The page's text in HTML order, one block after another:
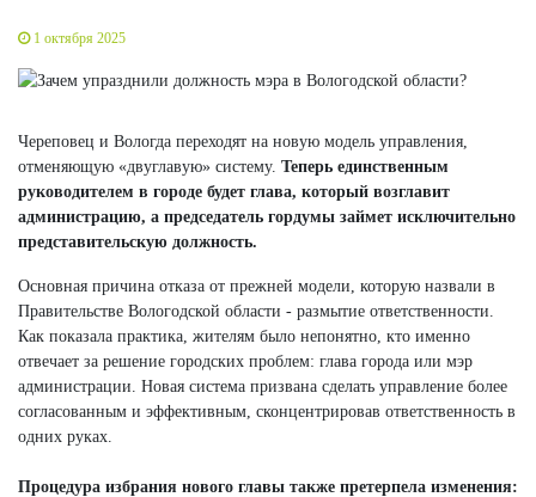
1 октября 2025
Череповец и Вологда переходят на новую модель управления,
отменяющую «двуглавую» систему. Теперь единственным
руководителем в городе будет глава, который возглавит
администрацию, а председатель гордумы займет исключительно
представительскую должность.
Основная причина отказа от прежней модели, которую назвали в
Правительстве Вологодской области - размытие ответственности.
Как показала практика, жителям было непонятно, кто именно
отвечает за решение городских проблем: глава города или мэр
администрации. Новая система призвана сделать управление более
согласованным и эффективным, сконцентрировав ответственность в
одних руках.
Процедура избрания нового главы также претерпела изменения: